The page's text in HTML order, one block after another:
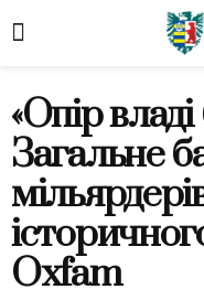
«Опір владі
Загальне
Oxfam